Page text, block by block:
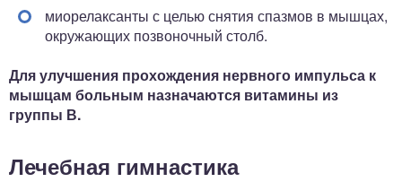
миорелаксанты с целью снятия спазмов в мышцах,
окружающих позвоночный столб.
Для улучшения прохождения нервного импульса к
мышцам больным назначаются витамины из
группы В.
Лечебная гимнастика